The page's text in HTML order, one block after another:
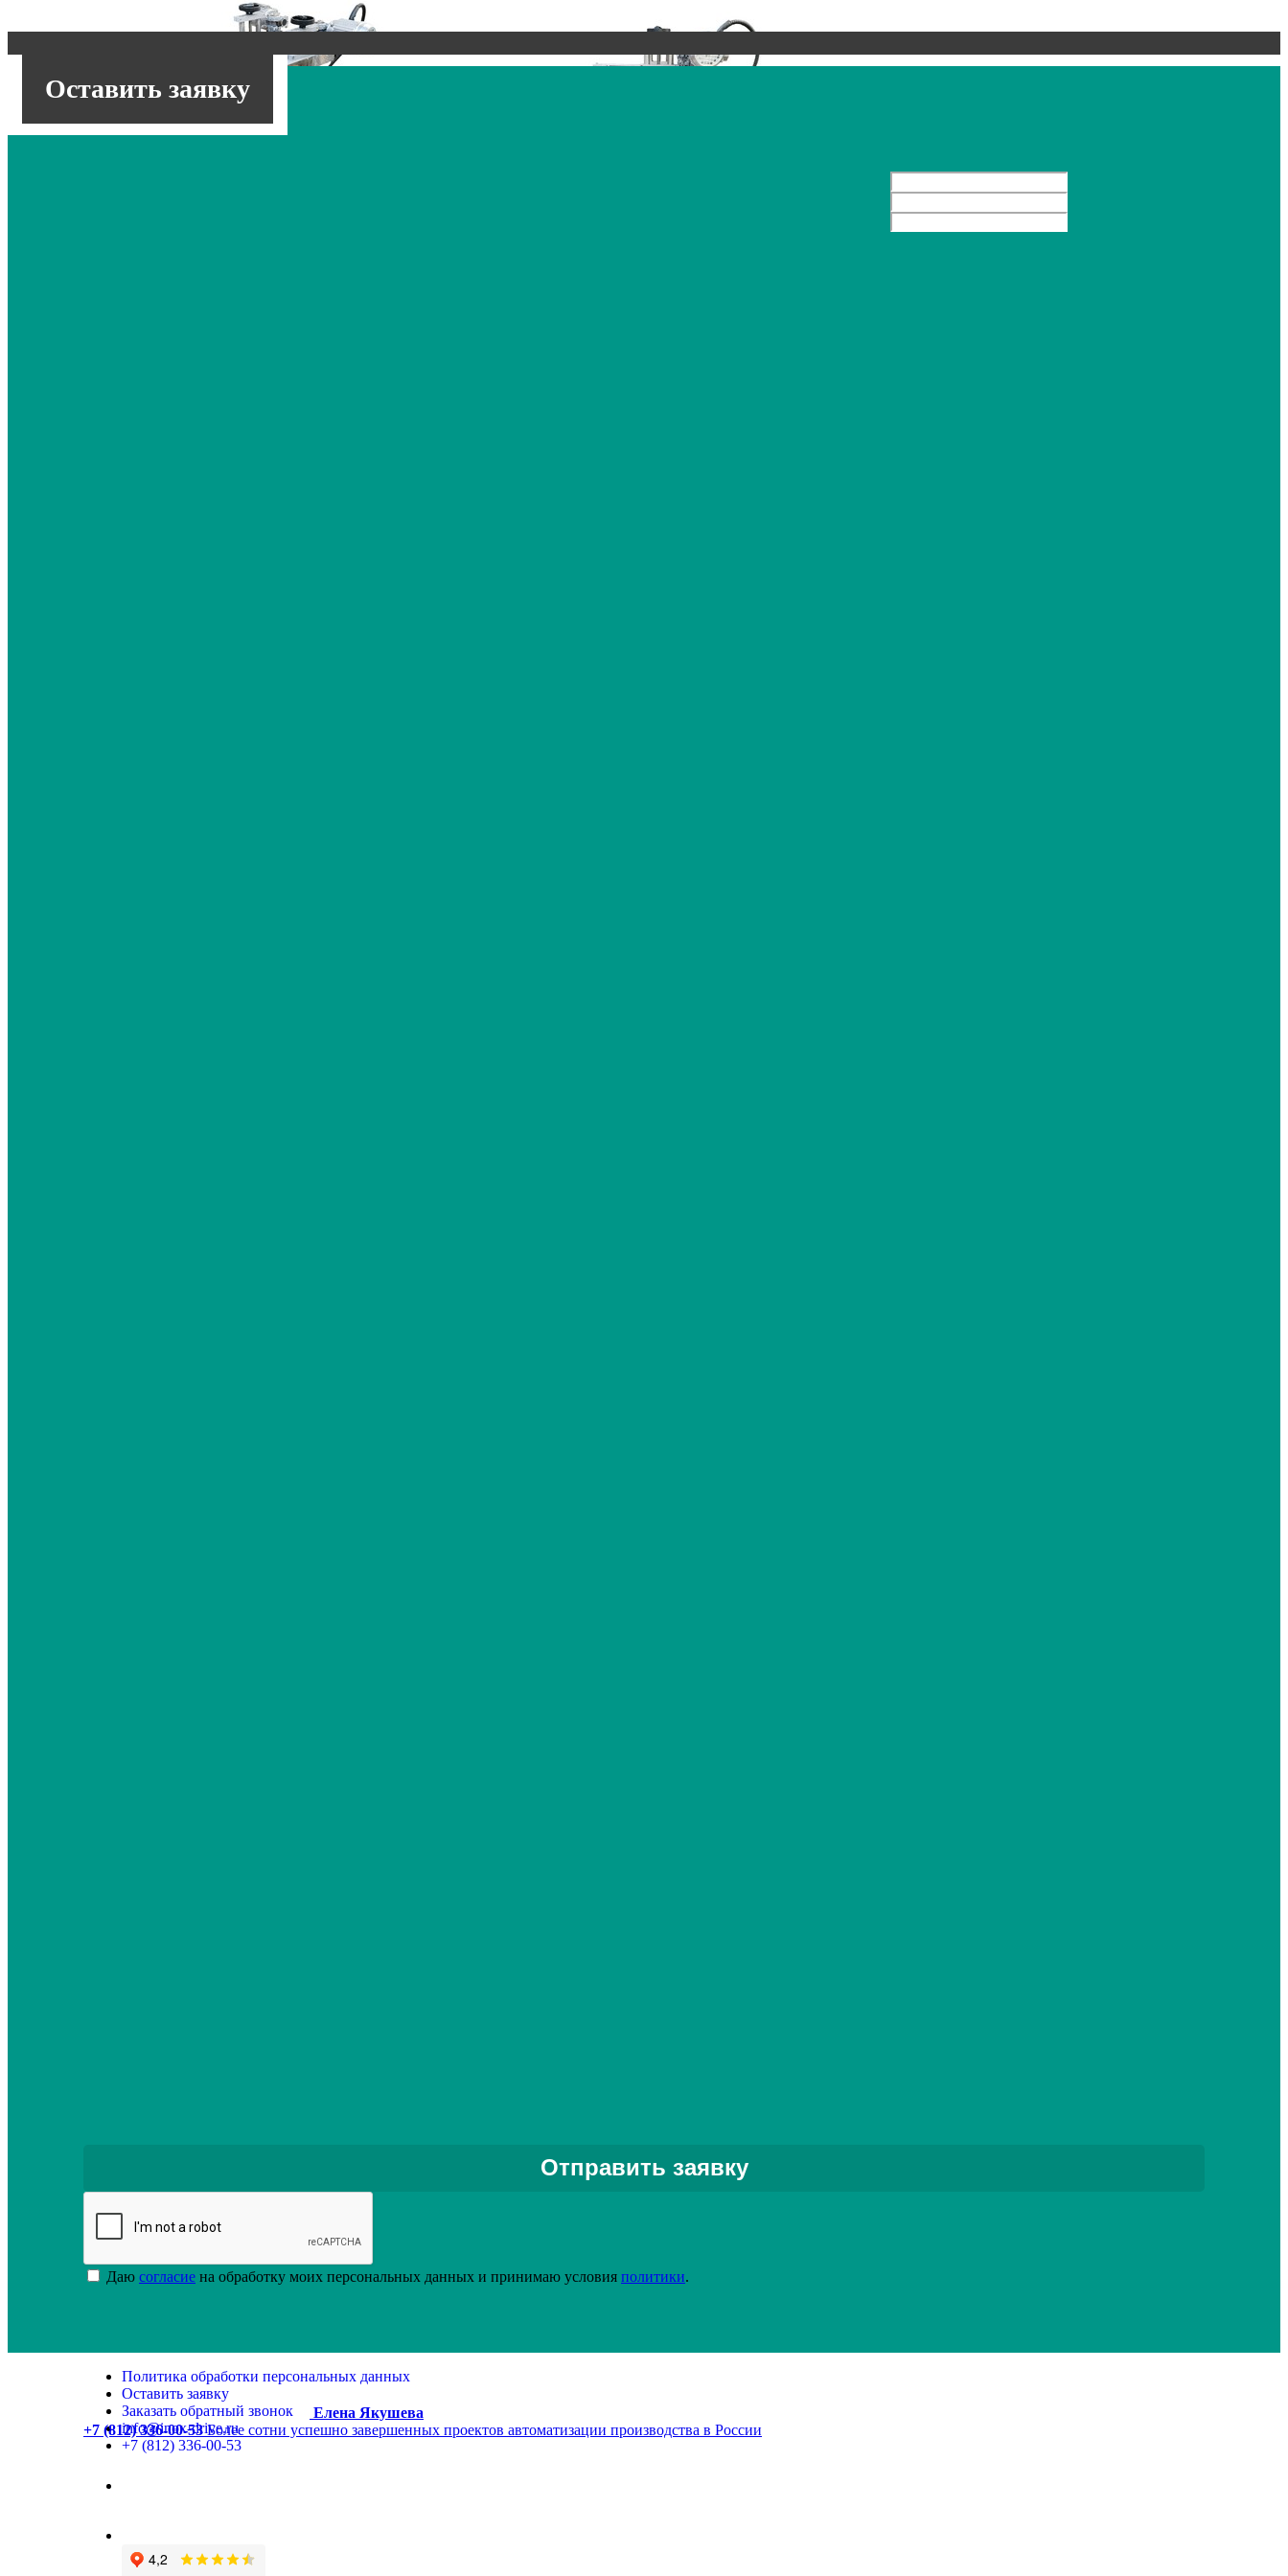
Задать вопрос специалисту
Елена Якушева
+7 (812) 336-00-53Более сотни успешно завершенных проектов автоматизации производства в России
Оставить заявку
Даю согласие на обработку моих персональных данных и принимаю условия политики.
Политика обработки персональных данных
Оставить заявку
Заказать обратный звонок
info@inox-drive.ru
+7 (812) 336-00-53